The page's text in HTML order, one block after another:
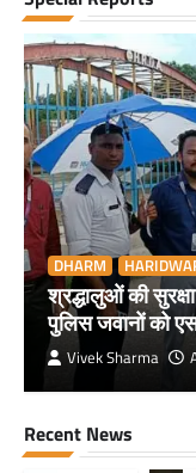
DHARM
श्रद्धालुओं की
पुलिस जवानों को
Vivek Sharma
Recent News